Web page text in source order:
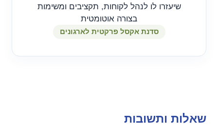
שיעזרו לו לנהל לקוחות, תקציבים ומשימות
בצורה אוטומטית
סדנת אקסל פרקטית לארגונים
שאלות ותשובות